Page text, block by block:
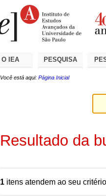
O IEA PESQUISA
Você está aqui: Página Inicial
Resultado da
1 itens atendem ao seu